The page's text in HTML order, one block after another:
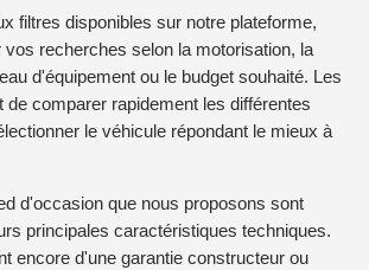
filtres disponibles sur notre plateforme,
recherches selon la motorisation, la
d'équipement ou le budget souhaité. Les
de comparer rapidement les différentes
le véhicule répondant le mieux à
d'occasion que nous proposons sont
principales caractéristiques techniques.
encore d'une garantie constructeur ou